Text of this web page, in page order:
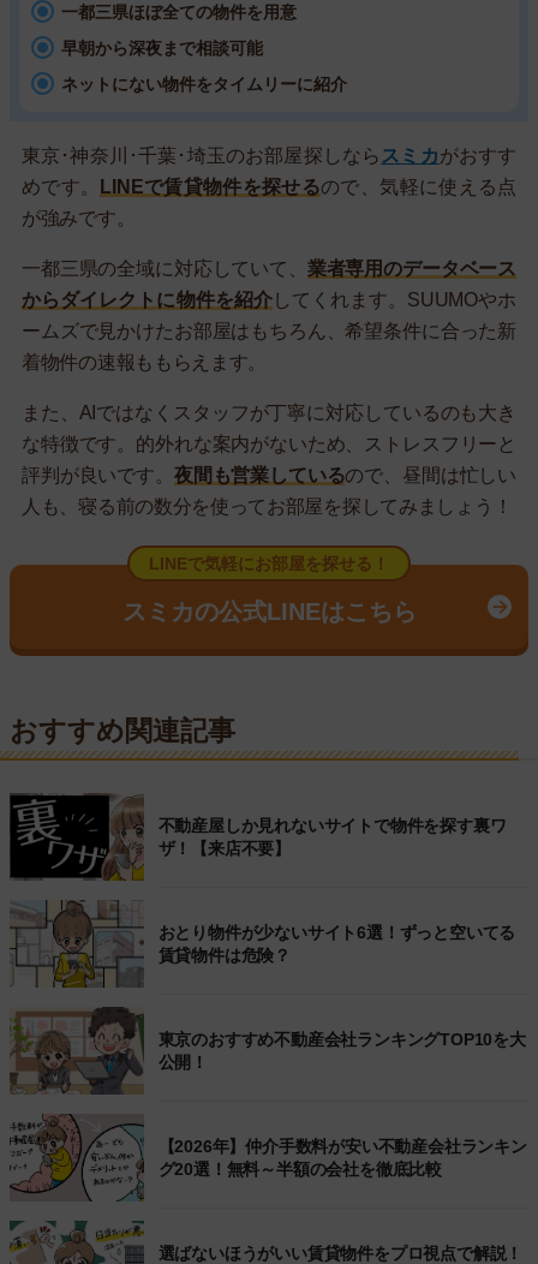
一都三県ほぼ全ての物件を用意
早朝から深夜まで相談可能
ネットにない物件をタイムリーに紹介
東京･神奈川･千葉･埼玉のお部屋探しなら スミカがおすす
めです。
LINEで賃貸物件を探せるので、気軽に使える点
が強みです。
一都三県の全域に対応していて、 業者専用のデータベース
からダイレクトに物件を紹介してくれます。SUUMOやホ
ームズで見かけたお部屋はもちろん、希望条件に合った新
着物件の速報ももらえます。
また、AIではなくスタッフが丁寧に対応しているのも大き
な特徴です。的外れな案内がないため、ストレスフリーと
評判が良いです。 夜間も営業しているので、昼間は忙しい
人も、寝る前の数分を使ってお部屋を探してみましょう！
LINEで気軽にお部屋を探せる！
スミカの公式LINEはこちら
おすすめ関連記事
不動産屋しか見れないサイトで物件を探す裏ワ
ザ！【来店不要】
おとり物件が少ないサイト6選！ずっと空いてる
賃貸物件は危険？
東京のおすすめ不動産会社ランキングTOP10を大
公開！
【2026年】仲介手数料が安い不動産会社ランキン
グ20選！無料～半額の会社を徹底比較
選ばないほうがいい賃貸物件をプロ視点で解説！